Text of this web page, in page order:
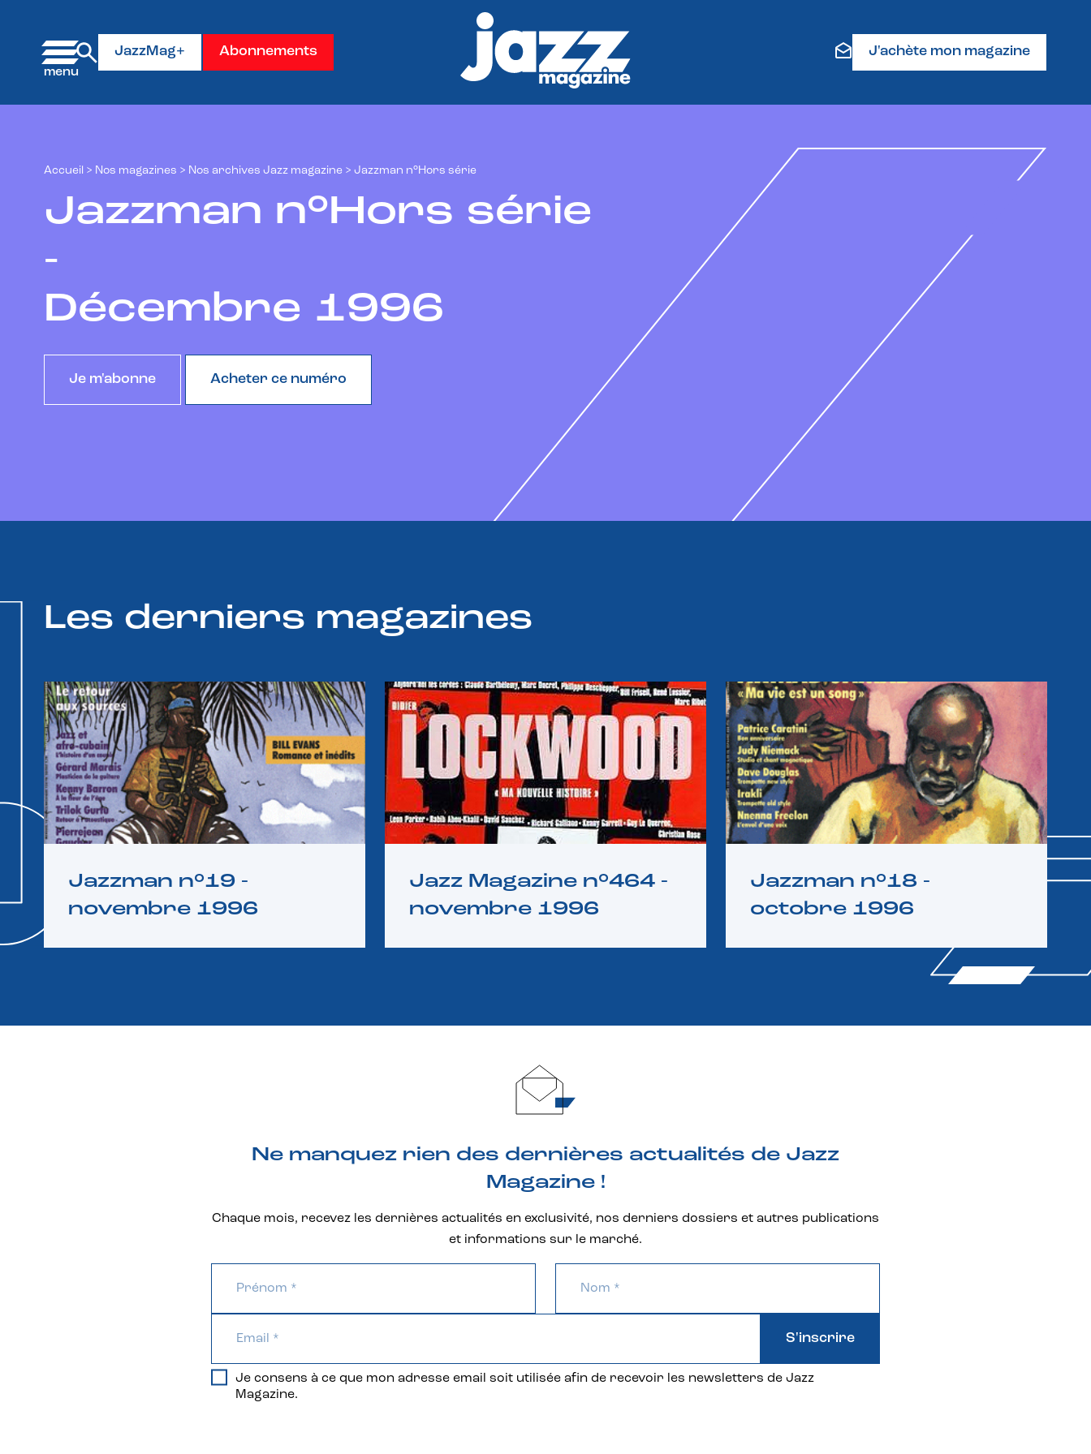
JazzMag+ Abonnements J'achète mon magazine
Accueil > Nos magazines > Nos archives Jazz magazine > Jazzman n°Hors série
Jazzman n°Hors série
-
Décembre 1996
Je m'abonne Acheter ce numéro
Les derniers magazines
Jazzman n°19 -
novembre 1996
Jazz Magazine n°464 -
novembre 1996
Jazzman n°18 -
octobre 1996
Ne manquez rien des dernières actualités de Jazz
Magazine !
Chaque mois, recevez les dernières actualités en exclusivité, nos derniers dossiers et autres publications
et informations sur le marché.
Je consens à ce que mon adresse email soit utilisée afin de recevoir les newsletters de Jazz
Magazine.
S'inscrire